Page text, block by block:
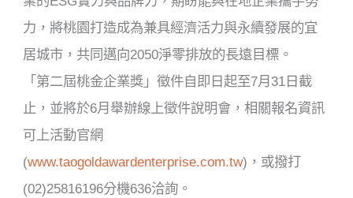
力，將桃園打造成為兼具經濟活力與永續發展的宜
居城市，共同邁向2050淨零排放的長遠目標。
「第二屆桃金企業獎」徵件自即日起至7月31日截
止，並將於6月舉辦線上徵件說明會，相關報名資訊
可上活動官網
(www.taogoldawardenterprise.com.tw)，或撥打
(02)25816196分機636洽詢。